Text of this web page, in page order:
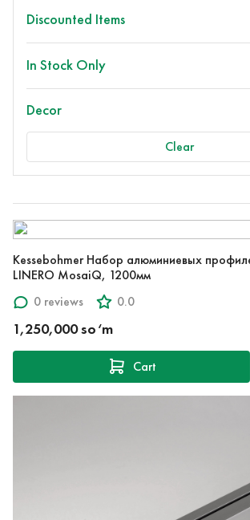
Discounted Items
In Stock Only
Decor
Clear
Kessebohmer Набор алюминиевых
LINERO MosaiQ, 1200мм
0 reviews
0.0
1,250,000 so‘m
Cart